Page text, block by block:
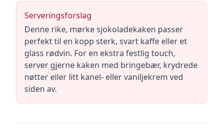
Serveringsforslag
Denne rike, mørke sjokoladekaken passer
perfekt til en kopp sterk, svart kaffe eller et
glass rødvin. For en ekstra festlig touch,
server gjerne kaken med bringebær, krydrede
nøtter eller litt kanel- eller vaniljekrem ved
siden av.